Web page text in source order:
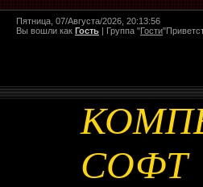
Пятница, 07/Августа/2026, 20:13:56
Вы вошли как Гость | Группа "Гости"
СОФТ